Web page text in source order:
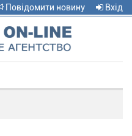
Повідомити новину Вхід
navigation